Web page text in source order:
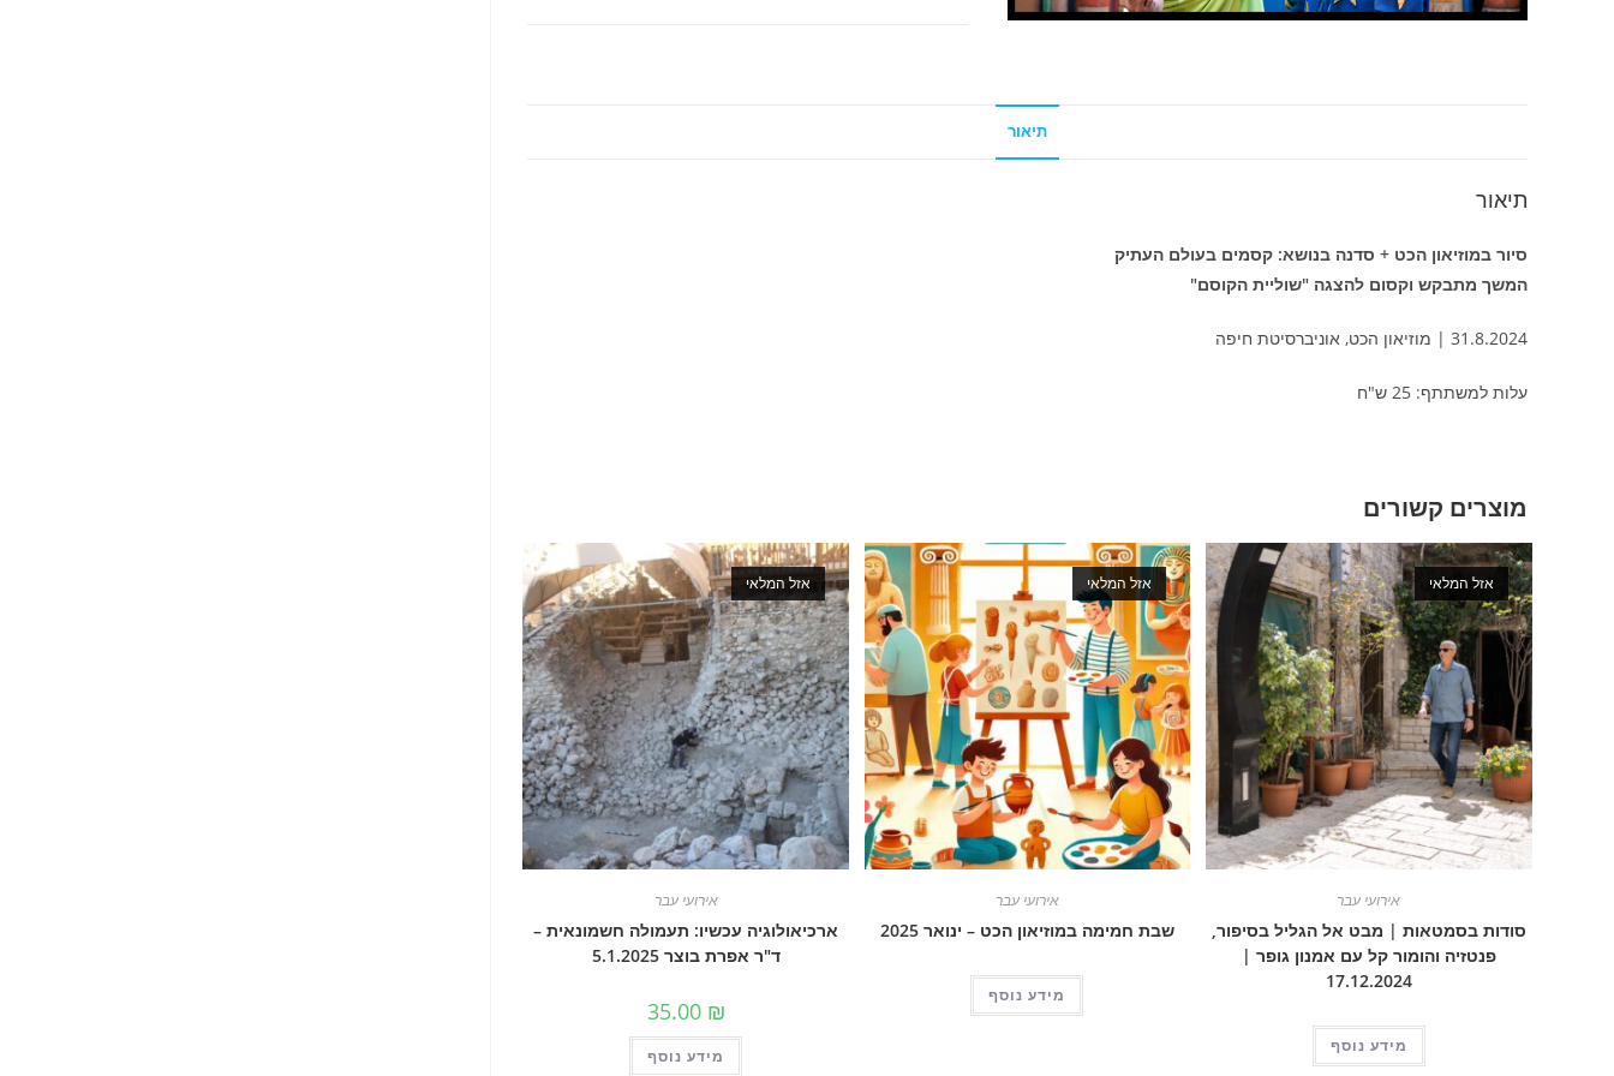
תיאור
תיאור
סיור במוזיאון הכט + סדנה בנושא: קסמים בעולם העתיק
המשך מתבקש וקסום להצגה "שוליית הקוסם"
31.8.2024 | מוזיאון הכט, אוניברסיטת חיפה
עלות למשתתף: 25 ש"ח
מוצרים קשורים
אזל המלאי
אירועי עבר
ארכיאולוגיה עכשיו: תעמולה חשמונאית –
ד"ר אפרת בוצר 5.1.2025
35.00 ₪
מידע נוסף
אזל המלאי
אירועי עבר
שבת חמימה במוזיאון הכט – ינואר 2025
מידע נוסף
אזל המלאי
אירועי עבר
סודות בסמטאות | מבט אל הגליל בסיפור,
פנטזיה והומור קל עם אמנון גופר |
17.12.2024
מידע נוסף